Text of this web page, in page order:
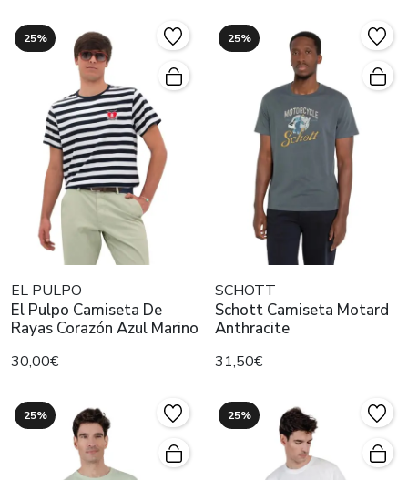
25%
EL PULPO
El Pulpo Camiseta De
Rayas Corazón Azul Marino
30,00€
25%
SCHOTT
Schott Camiseta Motard
Anthracite
31,50€
25% 25%